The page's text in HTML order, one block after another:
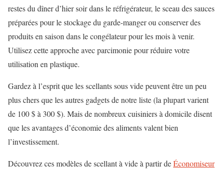
restes du dîner d’hier soir dans le réfrigérateur, le sceau des sauces
préparées pour le stockage du garde-manger ou conserver des
produits en saison dans le congélateur pour les mois à venir.
Utilisez cette approche avec parcimonie pour réduire votre
utilisation en plastique.
Gardez à l’esprit que les scellants sous vide peuvent être un peu
plus chers que les autres gadgets de notre liste (la plupart varient
de 100 $ à 300 $). Mais de nombreux cuisiniers à domicile disent
que les avantages d’économie des aliments valent bien
l’investissement.
Découvrez ces modèles de scellant à vide à partir deÉconomiseur